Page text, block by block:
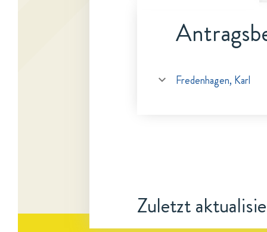
Fredenhagen, Karl
Zuletzt